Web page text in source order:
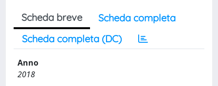
Scheda breve
Scheda completa
Scheda completa (DC)
Anno
2018